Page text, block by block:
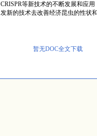
CRISPR等新技术的不断发展和应
发新的技术去改善经济昆虫的性状
暂无DOC全文下载